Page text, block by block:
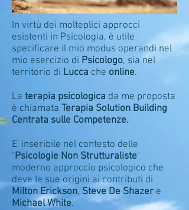
In virtù dei molteplici approcci
esistenti in Psicologia, è utile
specificare il mio modus operandi nel
mio esercizio di Psicologo, sia nel
territorio di Lucca che online.
La terapia psicologica da me proposta
è chiamata Terapia Solution Building
Centrata sulle Competenze.
E' inseribile nel contesto delle
"Psicologie Non Strutturaliste"
moderno approccio psicologico che
deve le sue origini ai contributi di
Milton Erickson, Steve De Shazer e
Michael White.